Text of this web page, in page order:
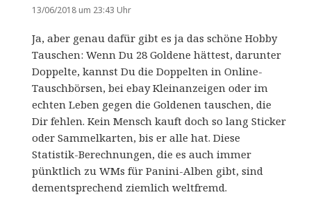
a
t
:
13/06/2018 um 23:43 Uhr
Ja, aber genau dafür gibt es ja das schöne Hobby
Tauschen: Wenn Du 28 Goldene hättest, darunter
Doppelte, kannst Du die Doppelten in Online-
Tauschbörsen, bei ebay Kleinanzeigen oder im
echten Leben gegen die Goldenen tauschen, die
Dir fehlen. Kein Mensch kauft doch so lang Sticker
oder Sammelkarten, bis er alle hat. Diese
Statistik-Berechnungen, die es auch immer
pünktlich zu WMs für Panini-Alben gibt, sind
dementsprechend ziemlich weltfremd.